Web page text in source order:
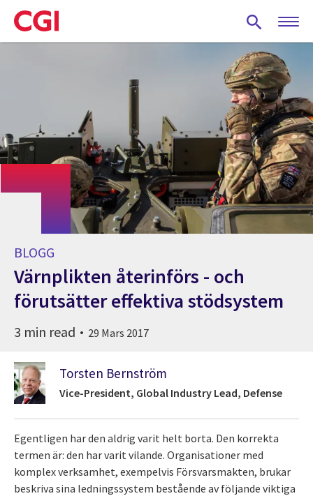
Skip
to
main
BLOGG
Värnplikten återinförs - och
förutsätter effektiva stödsystem
3 min read 29 Mars 2017
Torsten Bernström
Vice-President, Global Industry Lead, Defense
Egentligen har den aldrig varit helt borta. Den korrekta
termen är: den har varit vilande. Organisationer med
komplex verksamhet, exempelvis Försvarsmakten, brukar
beskriva sina ledningssystem bestående av följande viktiga